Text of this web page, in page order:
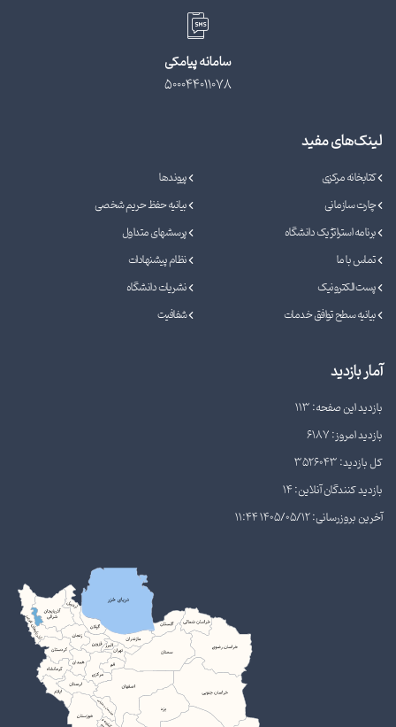
سامانه پیامکی
500044011078
لینک‌های مفید
کتابخانه مرکزی
پیوندها
چارت سازمانی
بیانیه حفظ حریم شخصی
برنامه استراتژیک دانشگاه
پرسشهای متداول
تماس با ما
نظام پیشنهادات
پست الکترونیک
نشریات دانشگاه
بیانیه سطح توافق خدمات
شفافیت
آمار بازدید
بازدید این صفحه: 113
بازدید امروز: 6187
کل بازدید: 3526043
بازدید کنندگان آنلاین: 14
آخرین بروزرسانی: 1405/05/12 11:44